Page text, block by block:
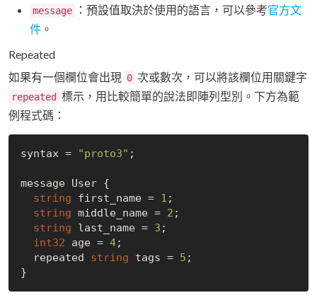
message ：預設值取決於使用的語言，可以參考官方文
件 。
Repeated
如果有一個欄位會出現 0 次或數次，可以將該欄位用關鍵字
repeated 標示，用比較簡單的說法即陣列型別。下方為範
例程式碼：
syntax = "proto3" ;
message User {
string first_name = 1 ;
string middle_name = 2 ;
string last_name = 3 ;
int32 age = 4;
  repeated
string tags = 5 ;